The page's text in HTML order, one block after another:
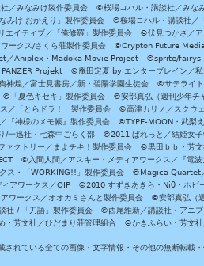
／みなみけ製作委員会 ©桜場コハル・講談社／みな
みけ おかえり」製作委員会 ©桜場コハル・講談社／
エイティブ／「俺修羅」製作委員会 ©伏見つかさ／ア
ワークス/さくら荘製作委員会 ©Crypton Future
／Aniplex・Madoka Movie Project ©sprite/fairys・
Projekt ©庵田定夏 by エンターブレイン／私
神煌／富士見書房／新・碧陽学園生徒会 ©サテライ
夏色キセキ」製作委員会 ©安部真弘（週刊少年チ
／「とらドラ！」製作委員会 ©高津カリノ／スクウ
『神様のメモ帳』製作委員会 ©TYPE-MOON・武梨
/一迅社・七森中ごらく部 ©2011 ぱれっと／結姫女子
ァクトリー／まよチキ！製作委員会 ©黒田ｂｂ・芳文
©入間人間／アスキー・メディアワークス／『電波
クス・「WORKING!!」製作委員会 ©Magica
アワークス／OIP ©2010 すずきあきら・Niθ・ホビ
ワークス／オオカミさんと製作委員会 ©安部真弘（
社 / 「刀語」製作委員会 ©西尾維新／講談社・アニプ
・芳文社／ひだまり荘管理組合 ©かきふらい・芳文社
されている全ての画像・文字情報・その他の無断転載・